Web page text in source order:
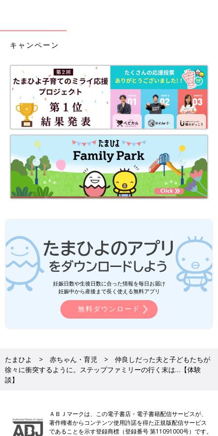
キャンペーン
妊娠日数や生後日数に合った情報を毎日お届け
妊娠中から産後まで長く使える無料アプリ
無料ダウンロード
たまひよ 赤ちゃん・育児
仲良しだった夫と子どもたちが
徐々に衝突するように。ステップファミリーの行く末は…【体験
談】
ＡＢＪマークは、この電子書店・電子書籍配信サービスが、
著作権者からコンテンツ使用許諾を得た正規版配信サービス
であることを示す登録商標（登録番号 第11091000号）です。